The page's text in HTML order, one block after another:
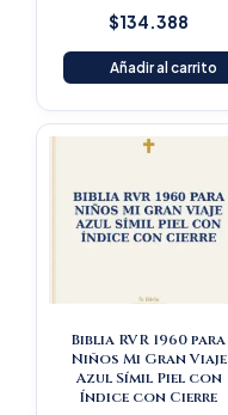
$134.388
Añadir al carrito
Biblia RVR 1960 para
Niños Mi Gran Viaje
Azul Símil Piel con
Índice con Cierre